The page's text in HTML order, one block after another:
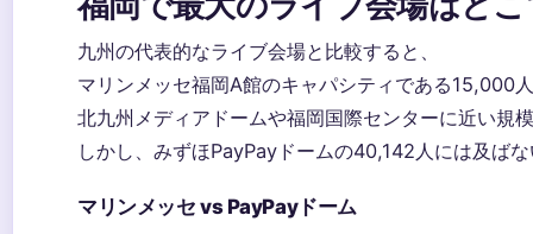
九州の代表的なライブ会場と比較すると、
マリンメッセ福岡A館のキャパシティである15,000
北九州メディアドームや福岡国際センターに近い
しかし、みずほPayPayドームの40,142人には及ば
マリンメッセ vs PayPayドーム